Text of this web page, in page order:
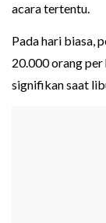
acara tertentu.
Pada hari biasa,
20.000 orang
signifikan saat